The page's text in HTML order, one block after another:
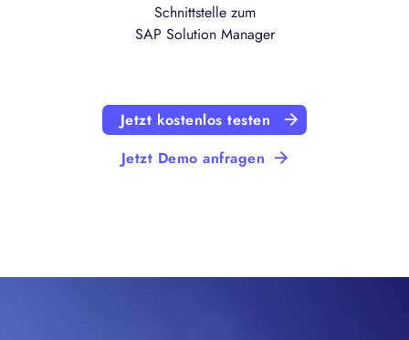
Schnittstelle zum
SAP Solution Manager
Jetzt kostenlos testen
Jetzt Demo anfragen